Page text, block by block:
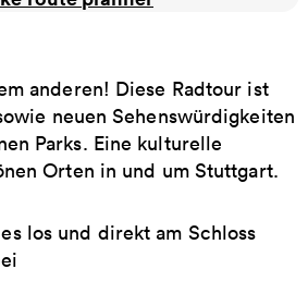
anderen! Diese Radtour ist
neuen Sehenswürdigkeiten
Parks. Eine kulturelle
Orten in und um Stuttgart.
los und direkt am Schloss